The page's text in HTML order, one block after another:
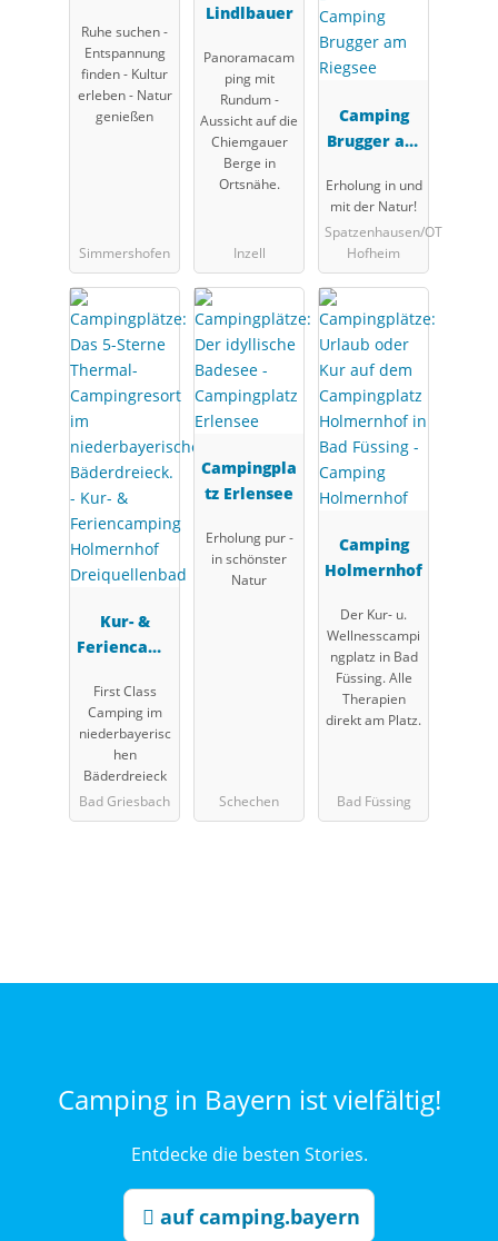
Ruhe suchen -
Entspannung
finden - Kultur
erleben - Natur
genießen
Simmershofen
Lindlbauer
Panoramacam
ping mit
Rundum -
Aussicht auf die
Chiemgauer
Berge in
Ortsnähe.
Inzell
Camping
Brugger am
Erholung in und
mit der Natur!
Spatzenhausen/OT
Hofheim
Kur- &
Feriencamp
Holmernhof
Dreiquellen
bad
First Class
Camping im
niederbayerisc
hen
Bäderdreieck
Bad Griesbach
Campingpla
tz Erlensee
Erholung pur -
in schönster
Natur
Schechen
Camping
Holmernhof
Der Kur- u.
Wellnesscampi
ngplatz in Bad
Füssing. Alle
Therapien
direkt am Platz.
Bad Füssing
Camping in Bayern ist vielfältig!
Entdecke die besten Stories.
auf camping.bayern